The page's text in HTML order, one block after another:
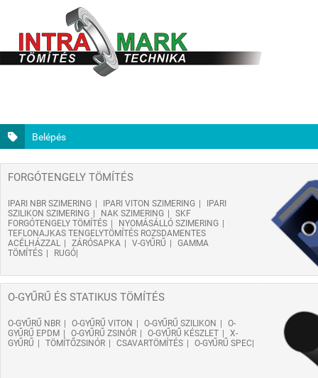
Belépés
FORGÓTENGELY TÖMÍTÉS
IPARI NBR SZIMERING IPARI VITON SZIMERING
IPARI
SZILIKON SZIMERING
NAK SZIMERING
SKF
FORGÓTENGELY TÖMÍTÉS
NYOMÁSÁLLÓ SZIMERING
TEFLONAJKAS TENGELYTÖMÍTÉS ROZSDAMENTES
ACÉLHÁZZAL
ZÁRÓSAPKA V-GYŰRŰ
GAMMA
TÖMÍTÉS
RUGÓ
O-GYŰRŰ ÉS STATIKUS TÖMÍTÉS
O-GYŰRŰ NBR O-GYŰRŰ VITON O-GYŰRŰ SZILIKON
O-
GYŰRŰ EPDM
O-GYŰRŰ ZSINÓR O-GYŰRŰ KÉSZLET
X-
GYŰRŰ
TÖMÍTŐZSINÓR CSAVARTÖMÍTÉS O-GYŰRŰ SPEC